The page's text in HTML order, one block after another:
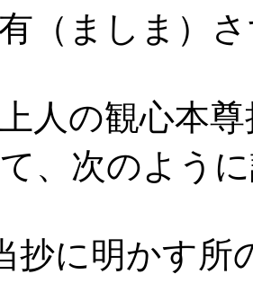
（ましま）
人の観心本
、次のよう
に明かす所